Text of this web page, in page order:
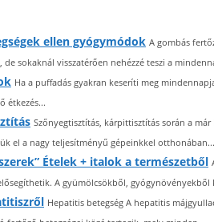
ellen gyógymódok A gombás
sokaknál visszatérően nehézzé teszi a
Ha a puffadás gyakran keseríti meg
étkezés...
Szőnyegtisztítás, kárpittisztítás során a
el a nagy teljesítményű gépeinkkel
Ételek + italok a természetből
A gyümölcsökből, gyógynövényekből
Hepatitis betegség A hepatitis